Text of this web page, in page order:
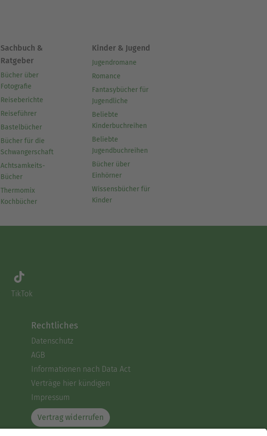
Sachbuch &
Ratgeber
Bücher über
Fotografie
Reiseberichte
Reiseführer
Bastelbücher
Bücher für die
Schwangerschaft
Achtsamkeits-
Bücher
Thermomix
Kochbücher
Kinder & Jugend
Jugendromane
Romance
Fantasybücher für
Jugendliche
Beliebte
Kinderbuchreihen
Beliebte
Jugendbuchreihen
Bücher über
Einhörner
Wissensbücher für
Kinder
TikTok
Rechtliches
Datenschutz
AGB
Informationen nach Data Act
Verträge hier kündigen
Impressum
Vertrag widerrufen